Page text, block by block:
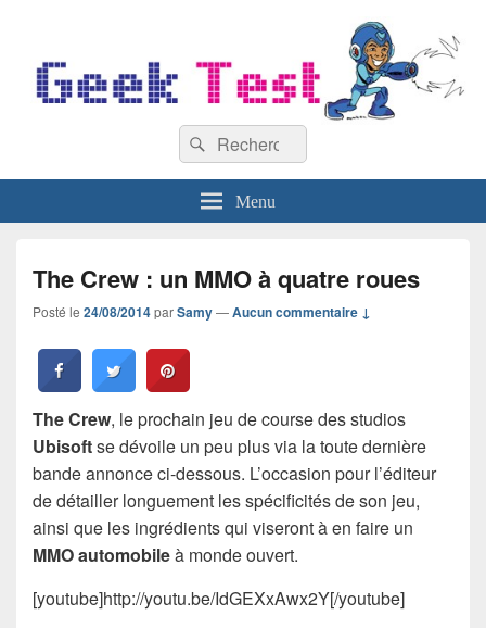
Recherche :
Rechercher
Menu
The Crew : un MMO à quatre roues
Posté le 24/08/2014parSamy—Aucun commentaire ↓
The Crew, le prochain jeu de course des studios
Ubisoftse dévoile un peu plus via la toute dernière
bande annonce ci-dessous. L’occasion pour l’éditeur
de détailler longuement les spécificités de son jeu,
ainsi que les ingrédients qui viseront à en faire un
MMO automobileà monde ouvert.
[youtube]http://youtu.be/IdGEXxAwx2Y[/youtube]